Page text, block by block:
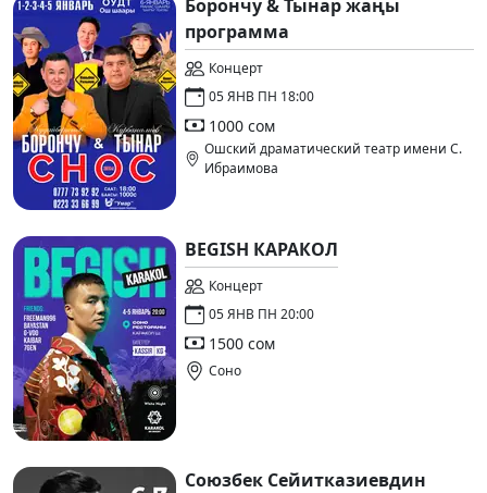
Борончу & Тынар жаңы
программа
Концерт
05 ЯНВ ПН 18:00
1000 сом
Ошский драматический театр имени С.
Ибраимова
BEGISH КАРАКОЛ
Концерт
05 ЯНВ ПН 20:00
1500 сом
Соно
Союзбек Сейитказиевдин